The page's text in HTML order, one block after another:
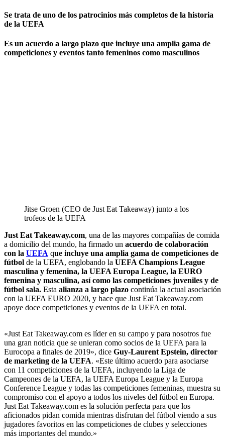
Se trata de uno de los patrocinios más completos de la historia
de la UEFA
Es un acuerdo a largo plazo que incluye una amplia gama de
competiciones y eventos tanto femeninos como masculinos
Jitse Groen (CEO de Just Eat Takeaway) junto a los
trofeos de la UEFA
Just Eat Takeaway.com, una de las mayores compañías de comida
a domicilio del mundo, ha firmado un acuerdo de colaboración
con la UEFA que incluye una amplia gama de competiciones de
fútbol de la UEFA, englobando la UEFA Champions League
masculina y femenina, la UEFA Europa League, la EURO
femenina y masculina, así como las competiciones juveniles y de
fútbol sala. Esta alianza a largo plazo continúa la actual asociación
con la UEFA EURO 2020, y hace que Just Eat Takeaway.com
apoye doce competiciones y eventos de la UEFA en total.
«Just Eat Takeaway.com es líder en su campo y para nosotros fue
una gran noticia que se unieran como socios de la UEFA para la
Eurocopa a finales de 2019», dice Guy-Laurent Epstein, director
de marketing de la UEFA. «Este último acuerdo para asociarse
con 11 competiciones de la UEFA, incluyendo la Liga de
Campeones de la UEFA, la UEFA Europa League y la Europa
Conference League y todas las competiciones femeninas, muestra su
compromiso con el apoyo a todos los niveles del fútbol en Europa.
Just Eat Takeaway.com es la solución perfecta para que los
aficionados pidan comida mientras disfrutan del fútbol viendo a sus
jugadores favoritos en las competiciones de clubes y selecciones
más importantes del mundo.»